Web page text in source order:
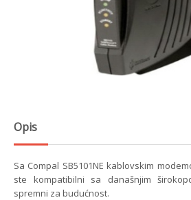
Opis
Sa Compal SB5101NE kablovskim
ste kompatibilni sa današnjim
spremni za budućnost.